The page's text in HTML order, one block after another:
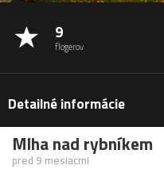
9
flogerov
Detailné informácie
Mlha nad rybníkem
pred 9 mesiacmi